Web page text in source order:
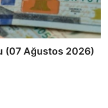
(07 Ağustos 2026)